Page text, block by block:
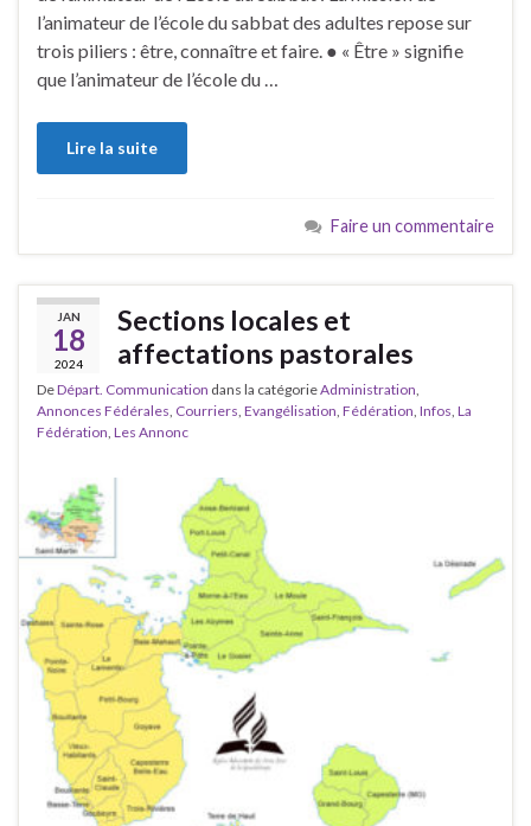
l’animateur de l’école du sabbat des adultes repose sur
trois piliers : être, connaître et faire. ● « Être » signifie
que l’animateur de l’école du …
Lire la suite
Faire un commentaire
JAN
18
2024
Sections locales et
affectations pastorales
DeDépart. Communication dans la catégorieAdministration,
Annonces Fédérales, Courriers, Evangélisation, Fédération, Infos, La
Fédération, Les Annonc